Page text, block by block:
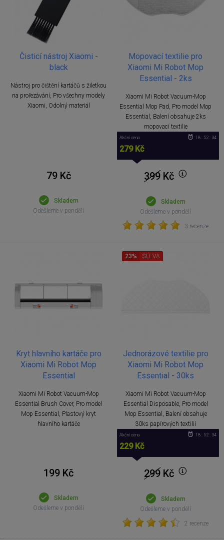
Čisticí nástroj Xiaomi -
black
Nástroj pro čištění kartáčů s žiletkou
na prořezávání, Pro všechny modely
Xiaomi, Odolný materiál
79 Kč
Skladem
Odešleme v pondělí
Mopovací textilie pro
Xiaomi Mi Robot Mop
Essential - 2ks
Xiaomi Mi Robot Vacuum-Mop
Essential Mop Pad, Pro model Mop
Essential, Balení obsahuje 2ks
mopovací textilie
Akční cena
279 Kč
18 : 52 : 33
399 Kč
Skladem
Odešleme v pondělí
3 recenze
Kryt hlavního kartáče pro
Xiaomi Mi Robot Mop
Essential
Xiaomi Mi Robot Vacuum-Mop
Essential Brush Cover, Pro model
Mop Essential, Plastový kryt
hlavního kartáče
199 Kč
Skladem
Odešleme v pondělí
Jednorázové textilie pro
Xiaomi Mi Robot Mop
Essential - 30ks
Xiaomi Mi Robot Vacuum-Mop
Essential Disposable, Pro model
Mop Essential, Balení obsahuje
30ks papírových textilií
23% SLEVA
Akční cena
229 Kč
18 : 52 : 33
299 Kč
Skladem
Odešleme v pondělí
2 recenze